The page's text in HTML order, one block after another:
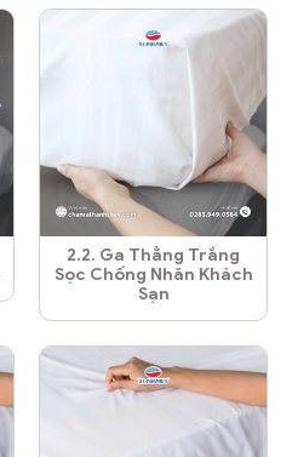
2.2. Ga Thẳng Trắng
Sọc Chống Nhăn Khách
Sạn